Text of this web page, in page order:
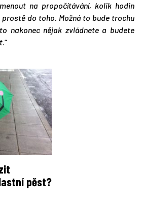
na propočítávání, kolik hodin
do toho. Možná to bude trochu
nakonec nějak zvládnete a budete
.“
pěst?